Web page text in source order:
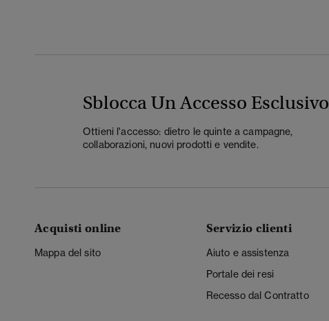
Sblocca Un Accesso Esclusivo
Ottieni l'accesso: dietro le quinte a campagne,
collaborazioni, nuovi prodotti e vendite.
Acquisti online
Mappa del sito
Servizio clienti
Aiuto e assistenza
Portale dei resi
Recesso dal Contratto